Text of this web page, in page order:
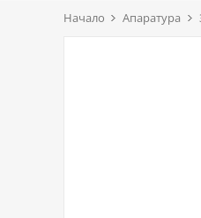
Начало Апаратура